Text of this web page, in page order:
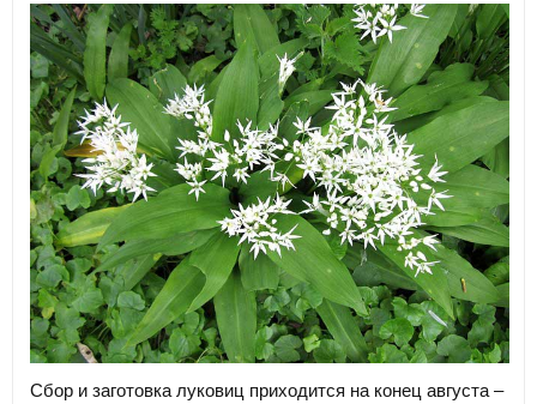
Сбор и заготовка луковиц приходится на конец августа –